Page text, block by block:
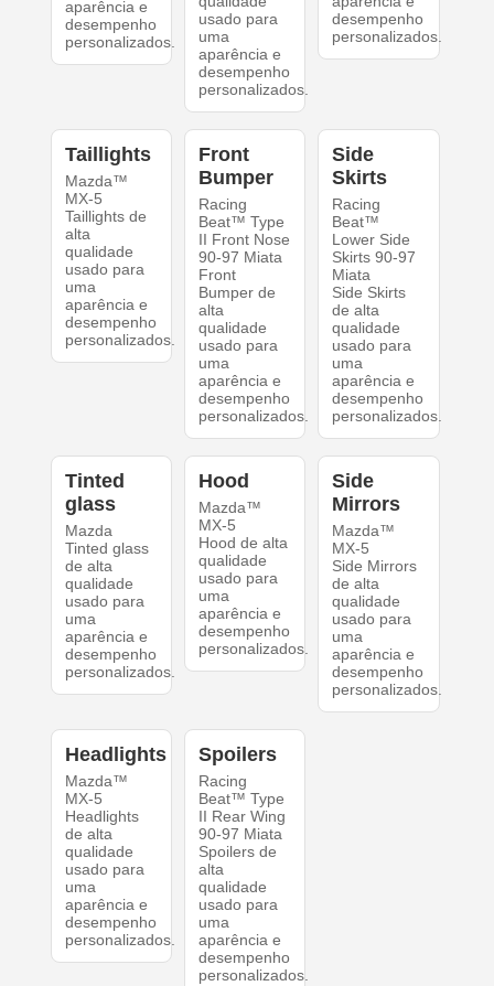
aparência e
desempenho
personalizados.
usado para
uma
aparência e
desempenho
personalizados.
desempenho
personalizados.
Taillights
Mazda™
MX-5
Taillights de
alta
qualidade
usado para
uma
aparência e
desempenho
personalizados.
Front
Bumper
Racing
Beat™ Type
II Front Nose
90-97 Miata
Front
Bumper de
alta
qualidade
usado para
uma
aparência e
desempenho
personalizados.
Side
Skirts
Racing
Beat™
Lower Side
Skirts 90-97
Miata
Side Skirts
de alta
qualidade
usado para
uma
aparência e
desempenho
personalizados.
Tinted
glass
Mazda
Tinted glass
de alta
qualidade
usado para
uma
aparência e
desempenho
personalizados.
Hood
Mazda™
MX-5
Hood de alta
qualidade
usado para
uma
aparência e
desempenho
personalizados.
Side
Mirrors
Mazda™
MX-5
Side Mirrors
de alta
qualidade
usado para
uma
aparência e
desempenho
personalizados.
Headlights
Mazda™
MX-5
Headlights
de alta
qualidade
usado para
uma
aparência e
desempenho
personalizados.
Spoilers
Racing
Beat™ Type
II Rear Wing
90-97 Miata
Spoilers de
alta
qualidade
usado para
uma
aparência e
desempenho
personalizados.